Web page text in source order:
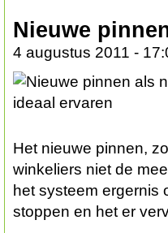
Nieuwe
4 augustus 2011 -
Het nieuwe pinnen,
winkeliers niet de
het systeem ergernis
stoppen en het er